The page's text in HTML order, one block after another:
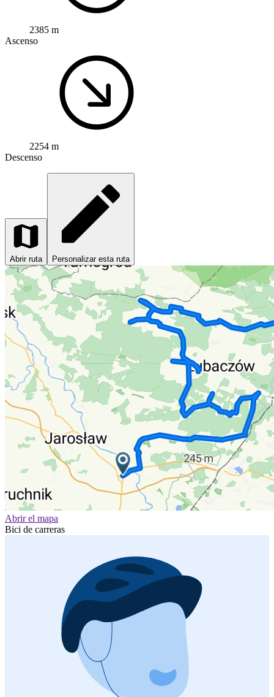
2385 m
Ascenso
2254 m
Descenso
Abrir ruta Personalizar esta ruta
Abrir el mapa
Bici de carreras